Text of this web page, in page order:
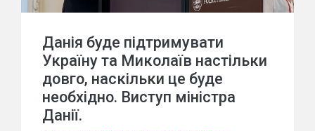
Данія буде підтримувати
Україну та Миколаїв настільки
довго, наскільки це буде
необхідно. Виступ міністра
Данії.